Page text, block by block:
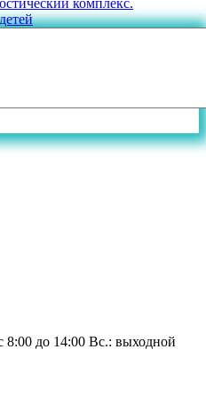
до 14:00 Вс.: выходной